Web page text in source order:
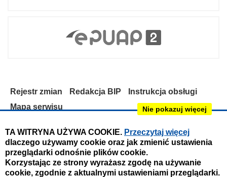
TA WITRYNA UŻYWA COOKIE. Przeczytaj więcej
dlaczego używamy cookie oraz jak zmienić ustawienia
przeglądarki odnośnie plików cookie.
Korzystając ze strony wyrażasz zgodę na używanie
cookie, zgodnie z aktualnymi ustawieniami przeglądarki.
Nie pokazuj więcej
Rejestr zmian Redakcja BIP
Instrukcja obsługi
Mapa serwisu
Obsługa i nadzór techniczny:
IntraCOM.pl